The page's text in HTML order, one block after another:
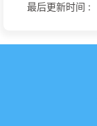
最后更新时间 :